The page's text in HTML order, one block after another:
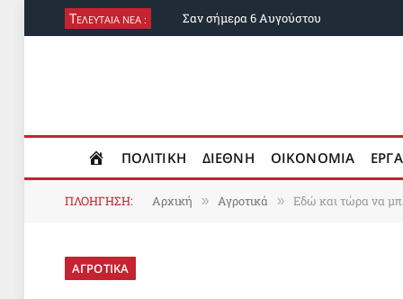
ΤΕΛΕΥΤΑΙΑ ΝΕΑ : Σαν σήμερα 6 Αυγούστου
ΠΟΛΙΤΙΚΗ ΔΙΕΘΝΗ ΟΙΚΟΝΟΜΙΑ
ΠΛΟΗΓΗΣΗ: Αρχική » Αγροτικά » Εδώ και τώρα να
ΑΓΡΟΤΙΚΑ